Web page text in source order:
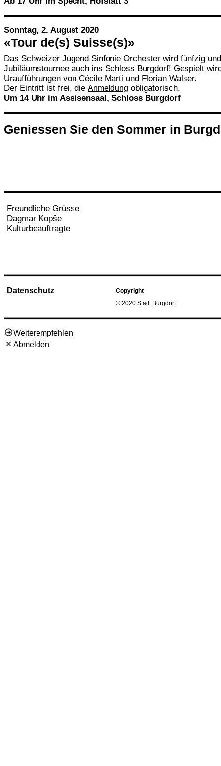
Sonntag, 2. August 2020
«Tour de(s) Suisse(s)»
Das Schweizer Jugend Sinfonie Orchester wird fünfzig
Jubiläumstournee auch ins Schloss Burgdorf! Gespielt
Uraufführungen von Cécile Marti und Florian Walser.
Der Eintritt ist frei, die Anmeldung obligatorisch.
Um 14 Uhr im Assisensaal, Schloss Burgdorf
Geniessen Sie den Sommer in
Freundliche Grüsse
Dagmar Kopše
Kulturbeauftragte
Datenschutz
Copyright
© 2020 Stadt Burgdorf
Weiterempfehlen
Abmelden